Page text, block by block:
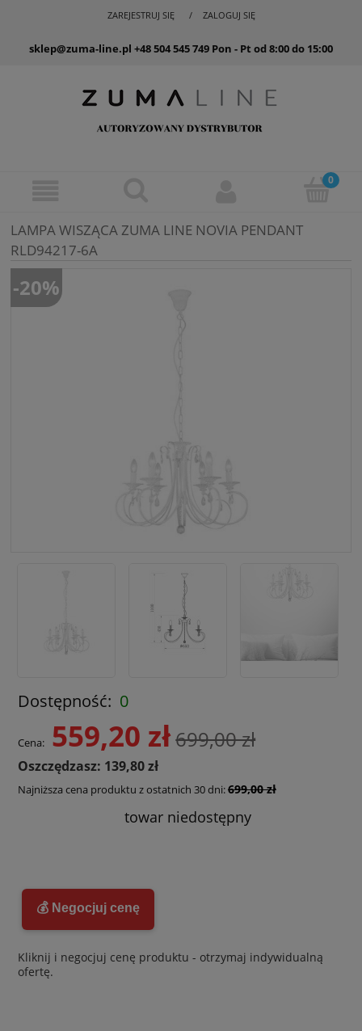
ZAREJESTRUJ SIĘ ZALOGUJ SIĘ
sklep@zuma-line.pl +48 504 545 749 Pon - Pt od 8:00 do 15:00
LAMPA WISZĄCA ZUMA LINE NOVIA PENDANT
RLD94217-6A
-20%
Dostępność: 0
Cena: 559,20 zł699,00 zł
Oszczędzasz: 139,80 zł
Najniższa cena produktu z ostatnich 30 dni:699,00 zł
towar niedostępny
💰 Negocjuj cenę
Kliknij i negocjuj cenę produktu - otrzymaj indywidualną
ofertę.